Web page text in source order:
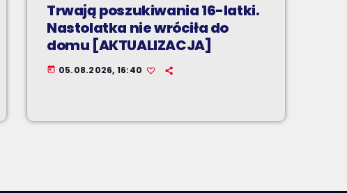
Trwają poszukiwania 16-latki.
Nastolatka nie wróciła do
domu [AKTUALIZACJA]
today 05.08.2026, 16:40